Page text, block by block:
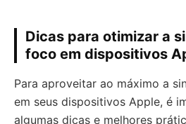
Dicas para otimizar a
foco em dispositivos
Para aproveitar ao máximo a
em seus dispositivos Apple, é
algumas dicas e melhores